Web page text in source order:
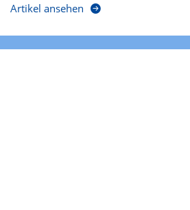
Artikel ansehen